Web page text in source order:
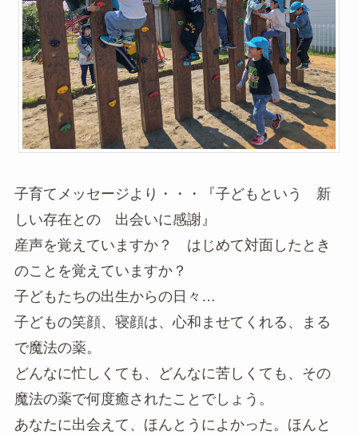
子育てメッセージより・・・『子どもという 新
しい存在との 出会いに感謝』
産声を覚えていますか？ はじめて対面したとき
のことを覚えていますか？
子どもたちの出生からの日々…
子どもの笑顔、寝顔は、心和ませてくれる、まる
で魔法の薬。
どんなに忙しくても、どんなに苦しくても、その
魔法の薬で何度癒されたことでしょう。
あなたに出会えて、ほんとうによかった。ほんと